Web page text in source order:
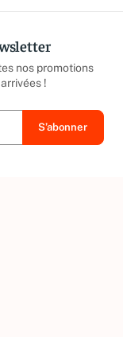
nos promotions
!